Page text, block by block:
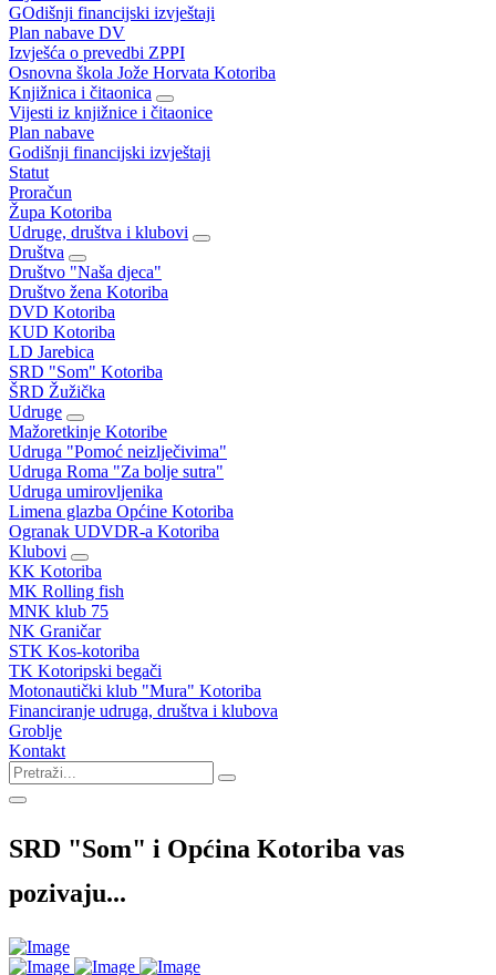
GOdišnji financijski izvještaji
Plan nabave DV
Izvješća o prevedbi ZPPI
Osnovna škola Jože Horvata Kotoriba
Knjižnica i čitaonica
Vijesti iz knjižnice i čitaonice
Plan nabave
Godišnji financijski izvještaji
Statut
Proračun
Župa Kotoriba
Udruge, društva i klubovi
Društva
Društvo "Naša djeca"
Društvo žena Kotoriba
DVD Kotoriba
KUD Kotoriba
LD Jarebica
SRD "Som" Kotoriba
ŠRD Žužička
Udruge
Mažoretkinje Kotoribe
Udruga "Pomoć neizlječivima"
Udruga Roma "Za bolje sutra"
Udruga umirovljenika
Limena glazba Općine Kotoriba
Ogranak UDVDR-a Kotoriba
Klubovi
KK Kotoriba
MK Rolling fish
MNK klub 75
NK Graničar
STK Kos-kotoriba
TK Kotoripski begači
Motonautički klub "Mura" Kotoriba
Financiranje udruga, društva i klubova
Groblje
Kontakt
SRD "Som" i Općina Kotoriba vas
pozivaju...